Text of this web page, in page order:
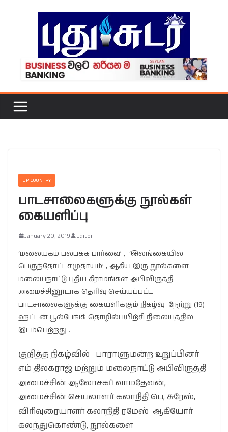
UP COUNTRY
பாடசாலைகளுக்கு நூல்கள்
கையளிப்பு
January 20, 2019 Editor
‘மலையகம் பல்பக்க பார்வை’ , ‘இலங்கையில்
பெருந்தோட்டசமுதாயம்’ , ஆகிய இரு நூல்களை
மலையநாட்டு புதிய கிராமங்கள் அபிவிருத்தி
அமைச்சினூடாக தெரிவு செய்யப்பட்ட
பாடசாலைகளுக்கு கையளிக்கும் நிகழ்வு நேற்று (19)
ஹட்டன் பூல்பேங்க் தொழில்பயிற்சி நிலையத்தில்
இடம்பெற்றது .
குறித்த நிகழ்வில் பாராளுமன்ற உறுப்பினர்
எம் திலகராஜ் மற்றும் மலைநாட்டு அபிவிருத்தி
அமைச்சின் ஆலோசகர் வாமதேவன்,
அமைச்சின் செயலாளர் கலாநிதி பெ, சுரேஸ்,
விரிவுரையாளர் கலாநிதி ரமேஸ் ஆகியோர்
கலந்துகொண்டு, நூல்களை